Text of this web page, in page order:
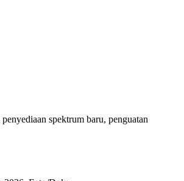
spektrum baru, penguatan